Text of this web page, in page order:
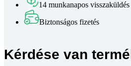
DIN
10.9
mennyiség
14 munkanapos visszaküldés
Biztonságos fizetés
Kérdése van